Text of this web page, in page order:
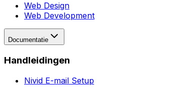
Web Design
Web Development
Documentatie
Handleidingen
Nivid E-mail Setup